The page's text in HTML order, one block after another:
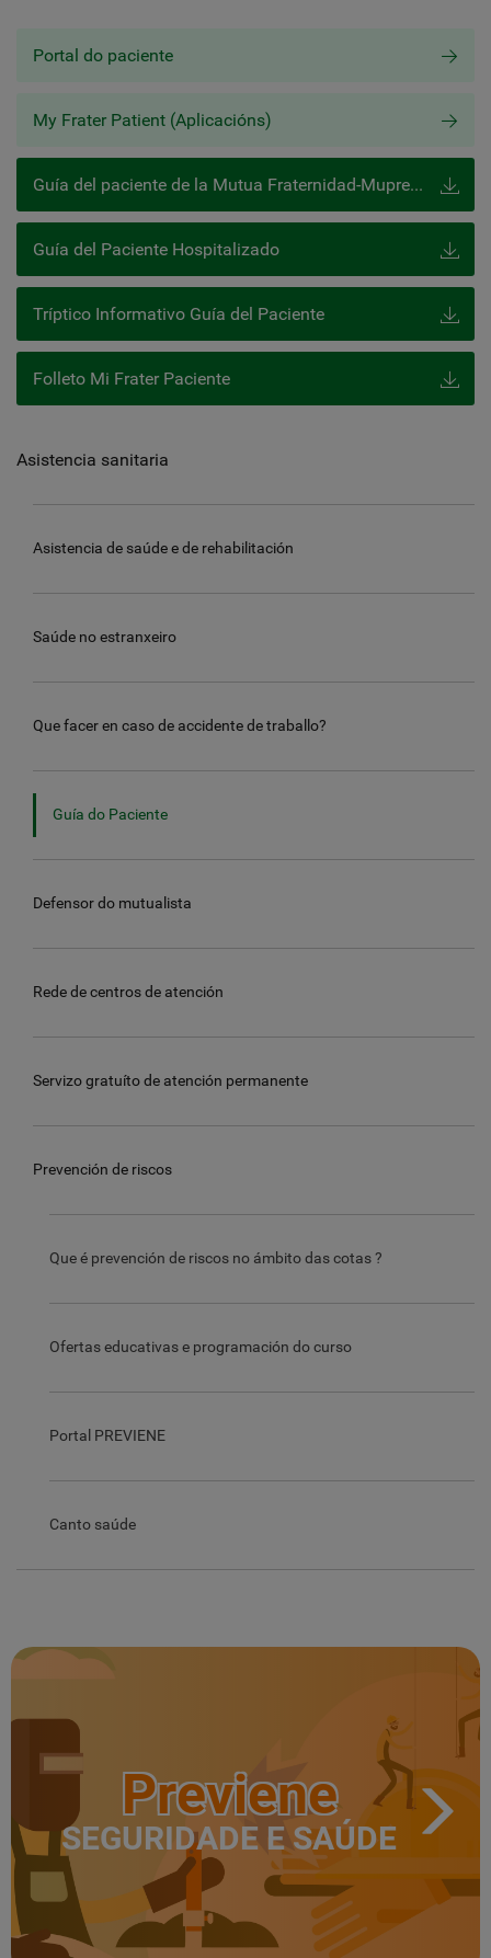
Portal do paciente
My Frater Patient (Aplicacións)
Guía del paciente de la Mutua Fraternidad-Muprespa
Guía del Paciente Hospitalizado
Tríptico Informativo Guía del Paciente
Folleto Mi Frater Paciente
Asistencia sanitaria
Asistencia de saúde e de rehabilitación
Saúde no estranxeiro
Que facer en caso de accidente de traballo?
Guía do Paciente
Defensor do mutualista
Rede de centros de atención
Servizo gratuíto de atención permanente
Prevención de riscos
Que é prevención de riscos no ámbito das cotas ?
Ofertas educativas e programación do curso
Portal PREVIENE
Canto saúde
Previene
SEGURIDADE E SAÚDE